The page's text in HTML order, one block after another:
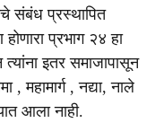
संबंध प्रस्थापित
होणारा प्रभाग २४ हा
इतर समाजापासून
महामार्ग , नद्या, नाले
आला नाही.